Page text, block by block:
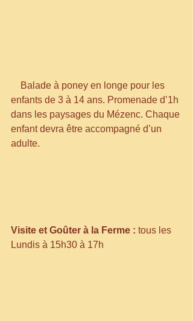
enfants de 3 à 14 ans. Promenade d’1h
dans les paysages du Mézenc. Chaque
enfant devra être accompagné d’un
adulte.
Visite et Goûter à la Ferme : tous les
Lundis à 15h30 à 17h